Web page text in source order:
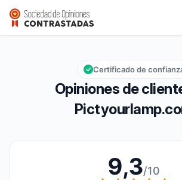
Pictyourlamp.com
Calificación global: 9,3 de 10
9,3/10
Opiniones de
Certificado de
9,3/10